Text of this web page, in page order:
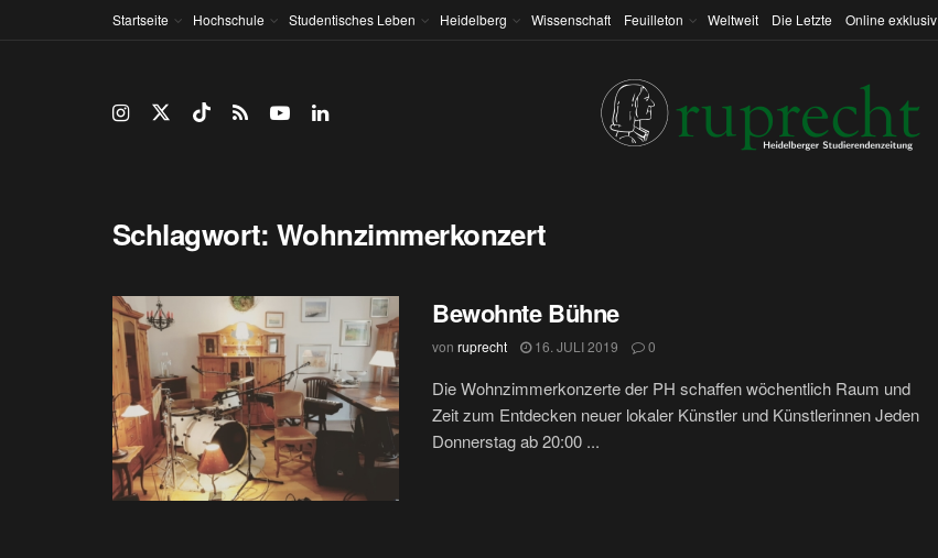
Startseite Hochschule Studentisches Leben Heidelberg Wissenschaft Feuilleton Weltweit Die Letzte Online exklusiv
Schlagwort: Wohnzimmerkonzert
Bewohnte Bühne
von ruprecht 16. JULI 2019 0
Die Wohnzimmerkonzerte der PH schaffen wöchentlich Raum und
Zeit zum Entdecken neuer lokaler Künstler und Künstlerinnen Jeden
Donnerstag ab 20:00 ...